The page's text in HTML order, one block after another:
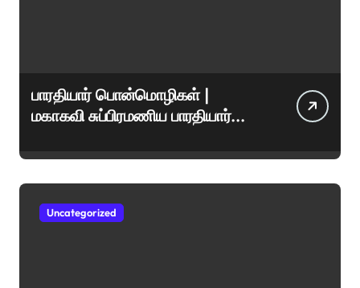
பாரதியார் பொன்மொழிகள் |
மகாகவி சுப்பிரமணிய பாரதியார்
ஊக்கமளிக்கும் வாசகங்கள்
Uncategorized